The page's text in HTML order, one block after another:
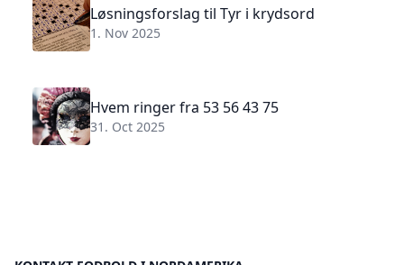
Løsningsforslag til Tyr i krydsord
1. Nov 2025
Hvem ringer fra 53 56 43 75
31. Oct 2025